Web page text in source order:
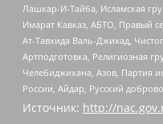
Лашкар-И-Тайба, Исламская
Имарат Кавказ, АБТО, Правый
Ат-Тавхида Валь-Джихад,
Артподготовка, Религиозная
Челебиджихана, Азов, Партия
России, Айдар, Русский
Источник: http://